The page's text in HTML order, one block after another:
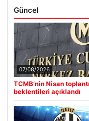
Güncel
07/08/2026
TCMB’nin Nisan
beklentileri açıklandı